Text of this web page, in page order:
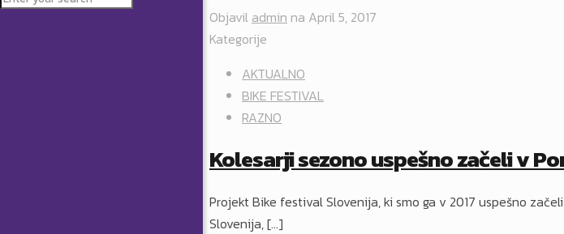
Objavil admin na April 5, 2017
Kategorije
AKTUALNO
BIKE FESTIVAL
RAZNO
Kolesarji sezono uspešno začeli v
Projekt Bike festival Slovenija, ki smo ga v 2017 uspešno
Slovenija,[…]